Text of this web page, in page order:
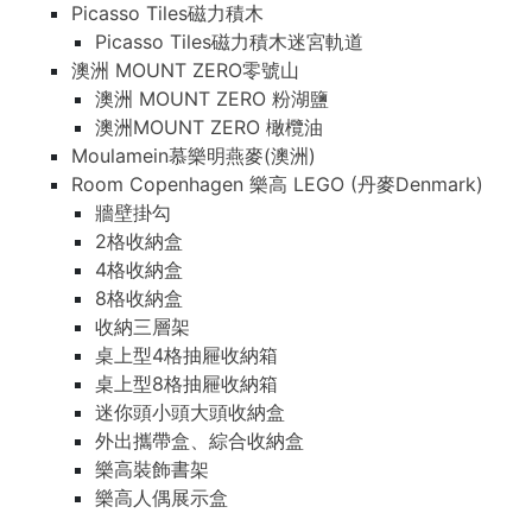
Picasso Tiles磁力積木
Picasso Tiles磁力積木迷宮軌道
澳洲 MOUNT ZERO零號山
澳洲 MOUNT ZERO 粉湖鹽
澳洲MOUNT ZERO 橄欖油
Moulamein慕樂明燕麥(澳洲)
Room Copenhagen 樂高 LEGO (丹麥Denmark)
牆壁掛勾
2格收納盒
4格收納盒
8格收納盒
收納三層架
桌上型4格抽屜收納箱
桌上型8格抽屜收納箱
迷你頭小頭大頭收納盒
外出攜帶盒、綜合收納盒
樂高裝飾書架
樂高人偶展示盒